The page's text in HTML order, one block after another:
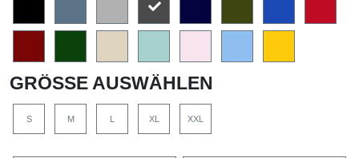
GRÖSSE AUSWÄHLEN
S M L XL XXL